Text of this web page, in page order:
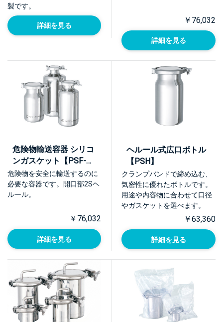
製です。
詳細を見る
￥76,032
詳細を見る
危険物輸送容器 シリコ
ンガスケット【PSF-
UN】
危険物を安全に輸送するのに
必要な容器です。開口部2Sヘ
ルール。
￥76,032
詳細を見る
ヘルール式広口ボトル
【PSH】
クランプバンドで締め込む、
気密性に優れたボトルです。
用途や内容物に合わせて口径
やガスケットを選べます。
￥63,360
詳細を見る